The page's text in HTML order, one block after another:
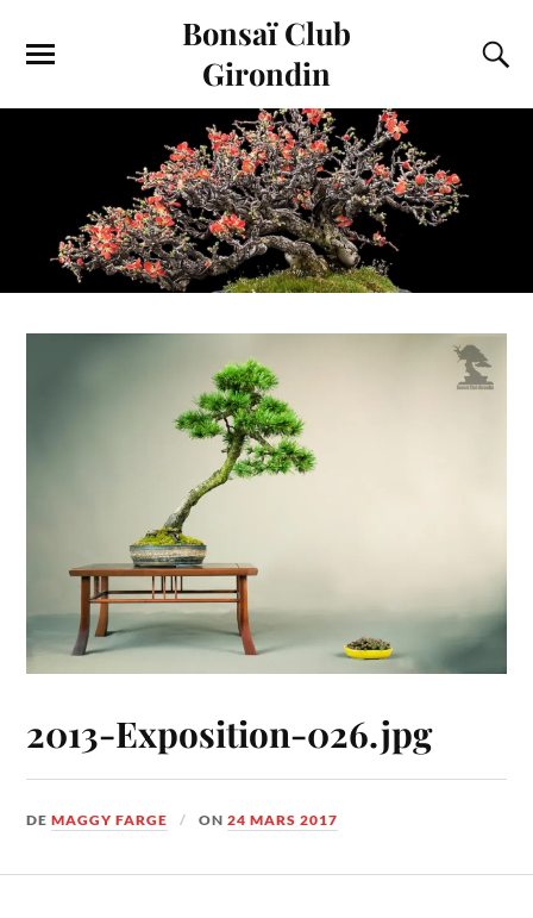
Bonsaï Club
Girondin
2013-Exposition-026.jpg
DEMAGGY FARGE ON24 MARS 2017